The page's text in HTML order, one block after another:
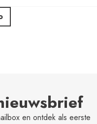
en ontdek als eerste